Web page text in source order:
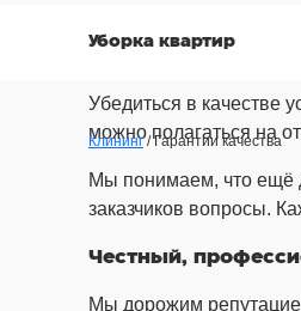
Уборка квартир
Клининг/ Гарантии качества
Гарантии
Убедиться в качестве
можно полагаться на
Мы понимаем, что ещё
заказчиков вопросы.
Честный,
Мы дорожим